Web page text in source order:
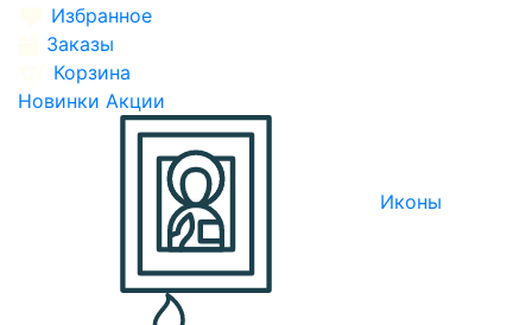
Избранное
Заказы
Корзина
Новинки Акции
Иконы